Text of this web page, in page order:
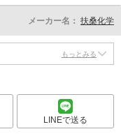
メーカー名： 扶桑化学
もっとみる
LINEで送る